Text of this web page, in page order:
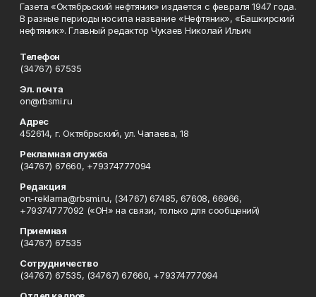
Газета «Октябрьский нефтяник» издается с февраля 1947 года.
В разные периоды носила название «Нефтяник», «Башкирский
нефтяник». Главный редактор Чукаев Николай Ильич
Телефон
(34767) 67535
Эл. почта
on@rbsmi.ru
Адрес
452614, г. Октябрьский, ул. Чапаева, 18
Рекламная служба
(34767) 67660, +79374777094
Редакция
on-reklama@rbsmi.ru, (34767) 67485, 67608, 66966,
+79374777092 («ОН» на связи, только для сообщений)
Приемная
(34767) 67535
Сотрудничество
(34767) 67535, (34767) 67660, +79374777094